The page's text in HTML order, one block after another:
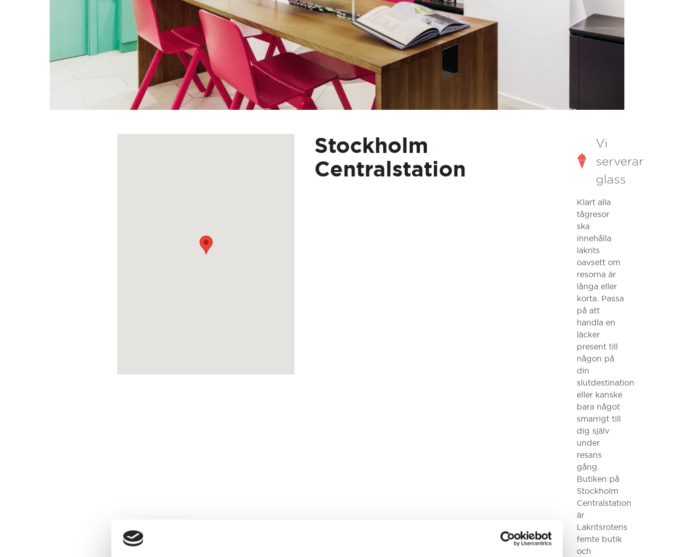
Stockholm
Centralstation
Vi
serverar
glass
Klart alla
tågresor
ska
innehålla
lakrits
oavsett om
resorna är
långa eller
korta. Passa
på att
handla en
läcker
present till
någon på
din
slutdestination
eller kanske
bara något
smarrigt till
dig själv
under
resans
gång.
Butiken på
Stockholm
Centralstation
är
Lakritsrotens
femte butik
och